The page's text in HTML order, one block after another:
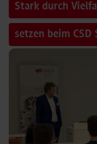
Stark durch
setzen beim